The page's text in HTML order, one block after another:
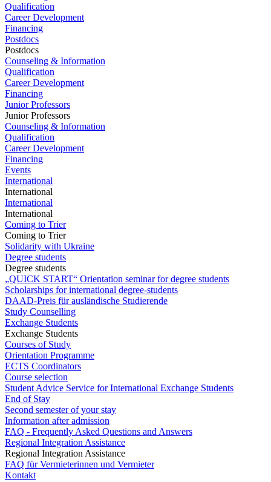
Qualification
Career Development
Financing
Postdocs
Postdocs
Counseling & Information
Qualification
Career Development
Financing
Junior Professors
Junior Professors
Counseling & Information
Qualification
Career Development
Financing
Events
International
International
International
International
Coming to Trier
Coming to Trier
Solidarity with Ukraine
Degree students
Degree students
„QUICK START“ Orientation seminar for degree students
Scholarships for international degree-students
DAAD-Preis für ausländische Studierende
Study Counselling
Exchange Students
Exchange Students
Courses of Study
Orientation Programme
ECTS Coordinators
Course selection
Student Advice Service for International Exchange Students
End of Stay
Second semester of your stay
Information after admission
FAQ - Frequently Asked Questions and Answers
Regional Integration Assistance
Regional Integration Assistance
FAQ für Vermieterinnen und Vermieter
Kontakt